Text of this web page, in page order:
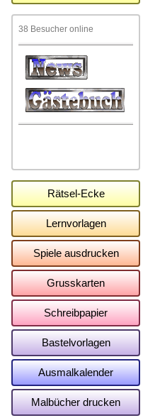
38 Besucher online
Rätsel-Ecke
Lernvorlagen
Spiele ausdrucken
Grusskarten
Schreibpapier
Bastelvorlagen
Ausmalkalender
Malbücher drucken